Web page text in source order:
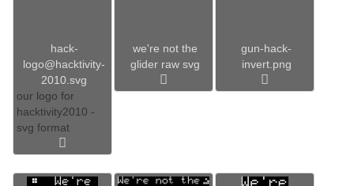
hack-
logo@hacktivity-
2010.svg
our logo for
hacktivity2010 -
svg format
we're not the
glider raw svg
gun-hack-
invert.png